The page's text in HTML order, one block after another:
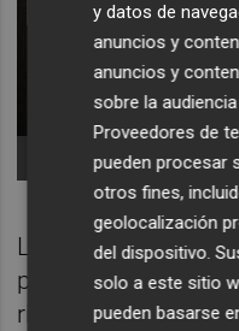
Tapa de Lino
La campaña será
público porque se
rincones la
y datos de
anuncios y
anuncios y
sobre la
Proveedores de
pueden procesar
otros fines,
geolocalización
del dispositivo.
solo a este sitio
pueden basarse